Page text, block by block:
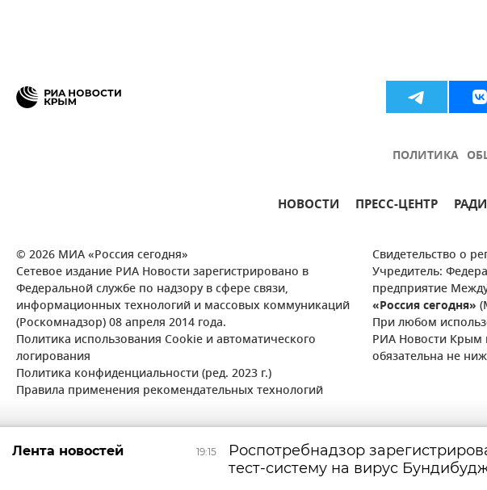
ПОЛИТИКА
НОВОСТИ ПРЕСС-ЦЕНТР
© 2026 МИА «Россия сегодня»
Сетевое издание РИА Новости зарегистрировано в
Федеральной службе по надзору в сфере связи,
информационных технологий и массовых коммуникаций
(Роскомнадзор) 08 апреля 2014 года.
Политика использования Cookie и автоматического
логирования
Политика конфиденциальности (ред. 2023 г.)
Правила применения рекомендательных технологий
Свидетельство о
Учредитель:
предприятие
«Россия сегодня»
При любом
РИА Новости Крым
обязательна не
19:15
Роспотребнадзор
тест-систему на вирус
Лента новостей